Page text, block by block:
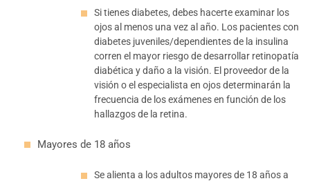
Si tienes diabetes, debes hacerte examinar los
ojos al menos una vez al año. Los pacientes con
diabetes juveniles/dependientes de la insulina
corren el mayor riesgo de desarrollar retinopatía
diabética y daño a la visión. El proveedor de la
visión o el especialista en ojos determinarán la
frecuencia de los exámenes en función de los
hallazgos de la retina.
Mayores de 18 años
Se alienta a los adultos mayores de 18 años a